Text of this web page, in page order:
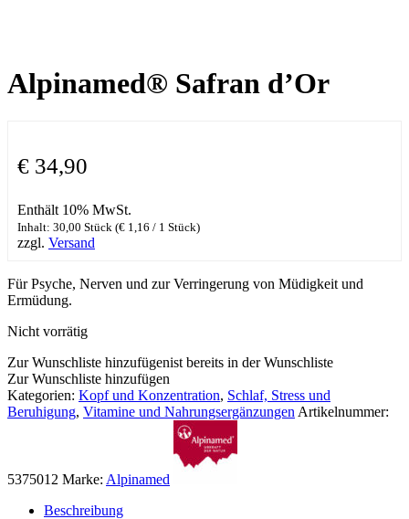
Alpinamed® Safran d’Or
€ 34,90
Enthält 10% MwSt.
Inhalt: 30,00 Stück (€ 1,16 / 1 Stück)
zzgl. Versand
Für Psyche, Nerven und zur Verringerung von Müdigkeit und
Ermüdung.
Nicht vorrätig
Zur Wunschliste hinzufügenist bereits in der Wunschliste
Zur Wunschliste hinzufügen
Kategorien: Kopf und Konzentration, Schlaf, Stress und
Beruhigung, Vitamine und Nahrungsergänzungen Artikelnummer:
5375012 Marke: Alpinamed
Beschreibung